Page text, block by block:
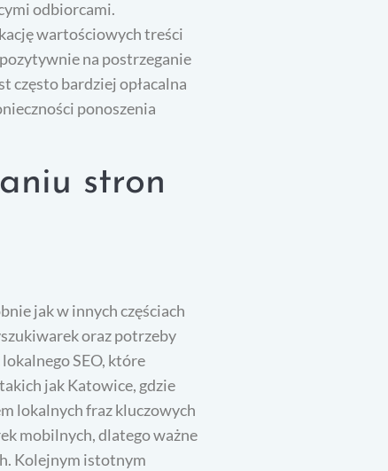
odbiorcami.
wartościowych treści
na postrzeganie
często bardziej opłacalna
ponoszenia
stron
jak w innych częściach
oraz potrzeby
SEO, które
jak Katowice, gdzie
lokalnych fraz kluczowych
mobilnych, dlatego ważne
Kolejnym istotnym